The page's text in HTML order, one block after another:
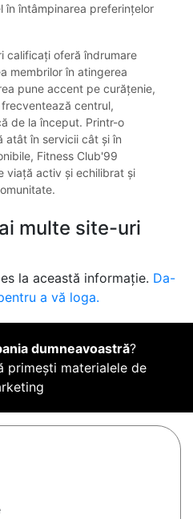
în întâmpinarea preferințelor
calificați oferă îndrumare
membrilor în atingerea
pune accent pe curățenie,
centrul,
de la început. Printr-o
atât în servicii cât și în
Fitness Club'99
viață activ și echilibrat și
multe site-uri
la această informație. Da-
a vă loga.
dumneavoastră?
primești materialele de